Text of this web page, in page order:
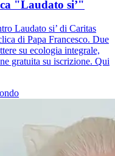
"Laudato si’"
Laudato si’ di Caritas
di Papa Francesco. Due
su ecologia integrale,
gratuita su iscrizione. Qui